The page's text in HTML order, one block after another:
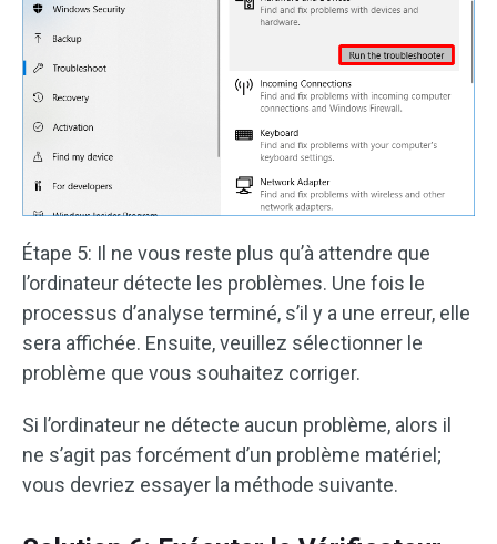
Étape 5: Il ne vous reste plus qu’à attendre que
l’ordinateur détecte les problèmes. Une fois le
processus d’analyse terminé, s’il y a une erreur, elle
sera affichée. Ensuite, veuillez sélectionner le
problème que vous souhaitez corriger.
Si l’ordinateur ne détecte aucun problème, alors il
ne s’agit pas forcément d’un problème matériel;
vous devriez essayer la méthode suivante.